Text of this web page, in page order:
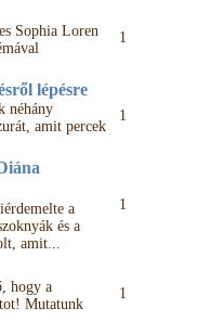
Sophia Loren
1
lépésre
néhány
amit percek
1
a
és a
amit...
1
hogy a
Mutatunk
1